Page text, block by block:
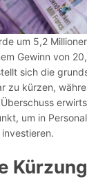
um 5,2
Gewinn von
sich die
zu kürzen,
um in